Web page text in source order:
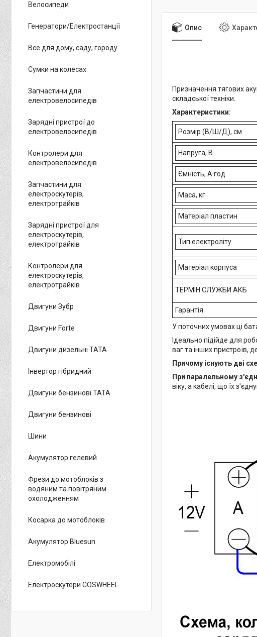
Опис
Призначення тягових
складської техніки.
Характеристики:
Розмір (В/Ш/Д), см
Напруга, В
Ємність, А·год
Маса, кг
Матеріал пластин
Тип електроліту
Матеріал корпуса
ТЕРМІН СЛУЖБИ АКБ
Гарантія
У поточних умовах ці
Ідеально підійде для
ваг та інших пристроїв,
Причому існують дві
При паралельному
віку, а кабелі, що їх
Велосипеди
Генератори/Електростанції
Все для дому, саду, городу
Сумки на колесах
Запчастини для
електровелосипедів
Зарядні пристрої до
електровелосипедів
Контролери для
електровелосипедів
Запчастини для
електроскутерів,
електротрайків
Зарядні пристрої для
електроскутерів,
електротрайків
Контролери для
електроскутерів,
електротрайків
Двигуни Зубр
Двигуни Forte
Двигуни дизельні ТАТА
Інвертор гібридний
Двигуни бензинові ТАТА
Двигуни бензинові
Шини
Акумулятор гелевий
Фрези до мотоблоків з
водяним та повітряним
охолодженням
Косарка до мотоблоків
Акумулятор Bluesun
Електромобілі
Електроскутери COSWHEEL